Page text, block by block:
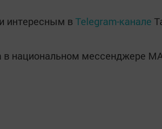
интересным в Telegram-канале
в национальном мессенджере